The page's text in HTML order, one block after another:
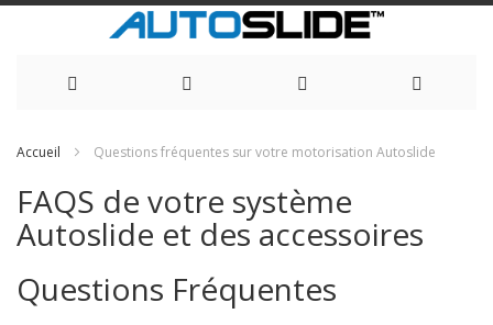
contenu
Accueil Questions fréquentes sur votre motorisation Autoslide
FAQS de votre système
Autoslide et des accessoires
Questions Fréquentes